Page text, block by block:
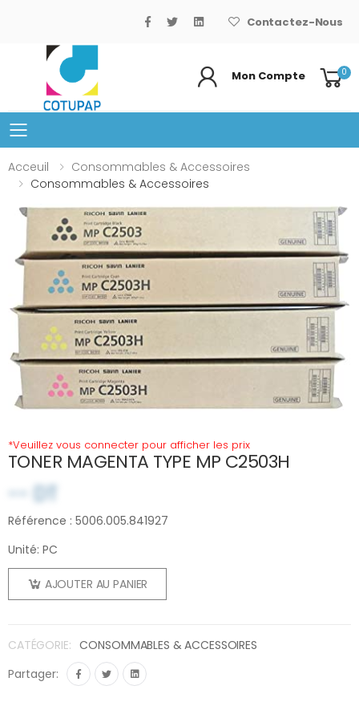
Contactez-Nous
Mon Compte 0
Basculer le menu mobile
Acceuil
Consommables & Accessoires
Consommables & Accessoires
*Veuillez vous connecter pour afficher les prix
TONER MAGENTA TYPE MP C2503H
-- DT
Référence : 5006.005.841927
Unité: PC
AJOUTER AU PANIER
CATÉGORIE: CONSOMMABLES & ACCESSOIRES
Partager: